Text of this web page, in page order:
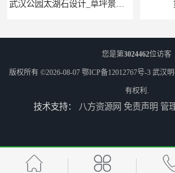
神
您是第3024462位访客
版权所有 ©2026-08-07 鄂ICP备12012767号-3 武汉
有权利.
技术支持： 八方资源网 免责声明 管